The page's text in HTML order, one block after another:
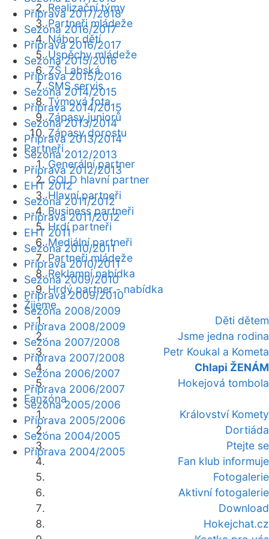
Realizační týmy
Partneři mládeže
Nábor dětí
Úspěchy mládeže
ZŠ Labská
SMS servis
Týmová fota
Zápasy juniorů
Zápasy dorostu
Partneři
Generální partner
GOLD hlavní partner
Hlavní partneři
Business partneři
Hrdí partneři
Mediální partneři
Partneři mládeže
Reklamní nabídka
Hrdý partner - nabídka
Žijeme
Děti dětem
Jsme jedna rodina
Petr Koukal a Kometa
Chlapi ŽENÁM
Hokejová tombola
Fanzóna
Království Komety
Dortiáda
Ptejte se
Fan klub informuje
Fotogalerie
Aktivní fotogalerie
Download
Hokejchat.cz
Příprava 2017/2018
Sezóna 2016/2017
Příprava 2016/2017
Sezóna 2015/2016
Příprava 2015/2016
Sezóna 2014/2015
Příprava 2014/2015
Sezóna 2013/2014
Příprava 2013/2014
Sezóna 2012/2013
Příprava 2012/2013
EHT 2012
Sezóna 2011/2012
Příprava 2011/2012
EHT 2011
Sezóna 2010/2011
Příprava 2010/2011
Sezóna 2009/2010
Příprava 2009/2010
Sezóna 2008/2009
Příprava 2008/2009
Sezóna 2007/2008
Příprava 2007/2008
Sezóna 2006/2007
Příprava 2006/2007
Sezóna 2005/2006
Příprava 2005/2006
Sezóna 2004/2005
Příprava 2004/2005